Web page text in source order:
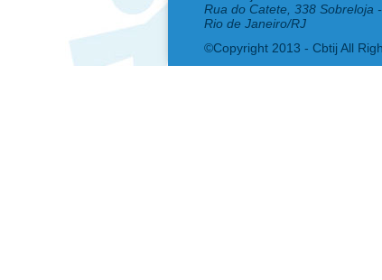
Rua do Catete, 338 Sobreloja
Rio de Janeiro/RJ
©Copyright 2013 - Cbtij All